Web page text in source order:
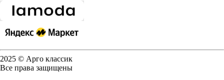
2025 © Арго классик
Все права защищены